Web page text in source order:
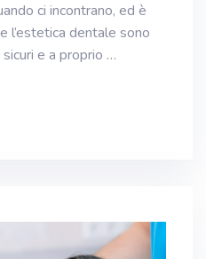
ci incontrano, ed è
l’estetica dentale sono
e a proprio …